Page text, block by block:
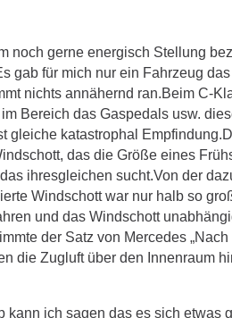
Windschott ( übrigens mit
im Gegensatz zu meinen
und die 10°
ist beeindruckend.
gehe davon aus dass es nach
viele Stunden mit Freunden und
in die Finger bekomme.
auch.
noch gerne energisch Stellung
gab für mich nur ein Fahrzeug
nichts annähernd ran.Beim C-
Bereich das Gaspedals usw.
gleiche katastrophal
das die Größe eines
ihresgleichen sucht.Von der
Windschott war nur halb so
und das Windschott
der Satz von Mercedes
die Zugluft über den Innenraum
kann ich sagen das es sich